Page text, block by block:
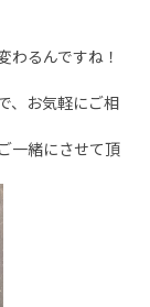
わるんですね！
、お気軽にご相
一緒にさせて頂